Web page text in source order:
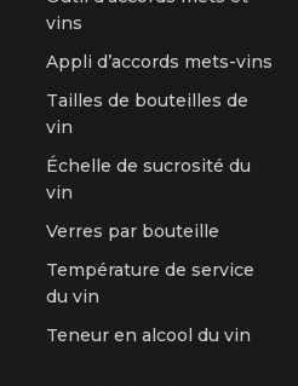
vins
Appli d’accords mets-vins
Tailles de bouteilles de
vin
Échelle de sucrosité du
vin
Verres par bouteille
Température de service
du vin
Teneur en alcool du vin